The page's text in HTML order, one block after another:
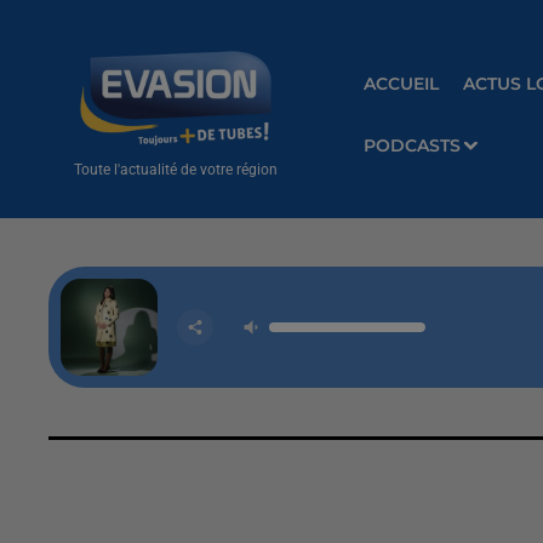
Toute l'actualité de votre région
ACCUEIL ACTUS
PODCASTS